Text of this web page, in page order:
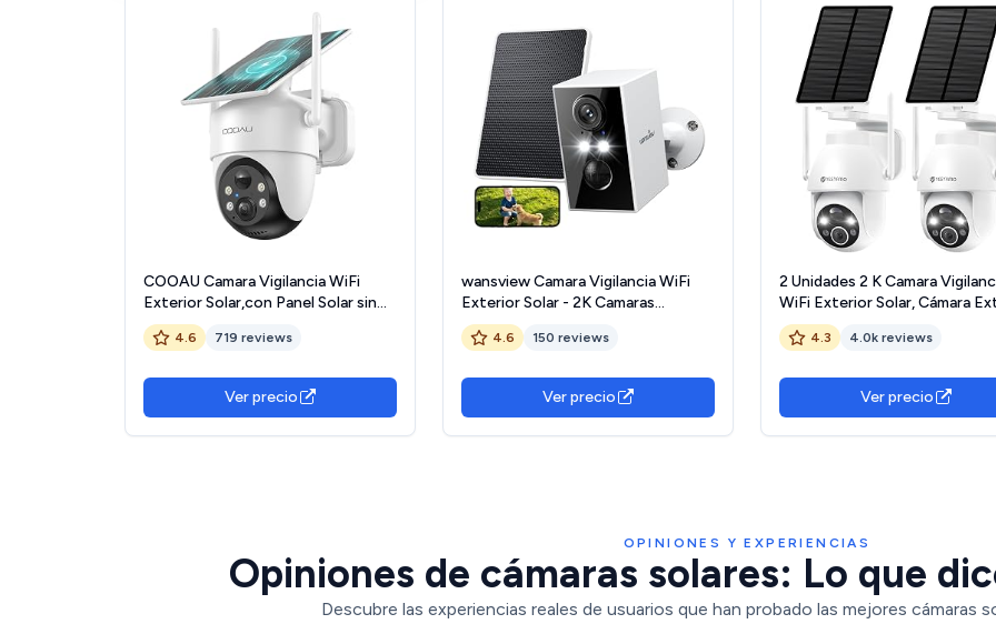
COOAU Camara Vigilancia WiFi
Exterior Solar,con Panel Solar sin
Cables，360°PTZ Camara de
Seguridad para Domicilio，Visión
Bidirecciona，PIR Sirena，IP66
4.6 719 reviews
Ver precio
wansview Camara Vigilancia WiFi
Exterior Solar - 2K Camaras
Vigilancia Domicilio WiFi 2.4G hz
Seguridad sin Cable con Batería, PIR
4.6 150 reviews
Ver precio
2 Unidades 2 K Camara
WiFi Exterior Solar, Cámara
Solar 2.4 GHz con Panel Solar,
° PTZ, Visión Nocturna Color,
4.3 4.0k reviews
Ver precio
OPINIONES Y EXPERIENCIAS
Opiniones de cámaras solares: Lo que
Descubre las experiencias reales de usuarios que han probado las mejores cámaras